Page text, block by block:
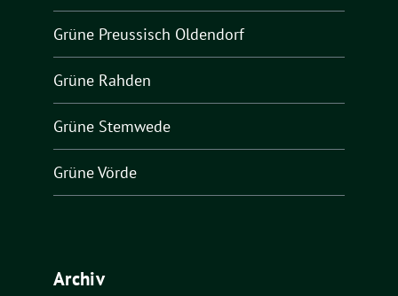
Grüne Preussisch Oldendorf
Grüne Rahden
Grüne Stemwede
Grüne Vörde
Archiv